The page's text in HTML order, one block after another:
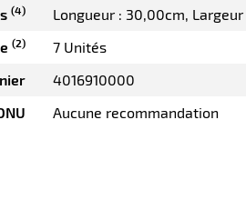
(4) Longueur : 30,00cm
(2)
7 Unités
4016910000
Aucune recommandation